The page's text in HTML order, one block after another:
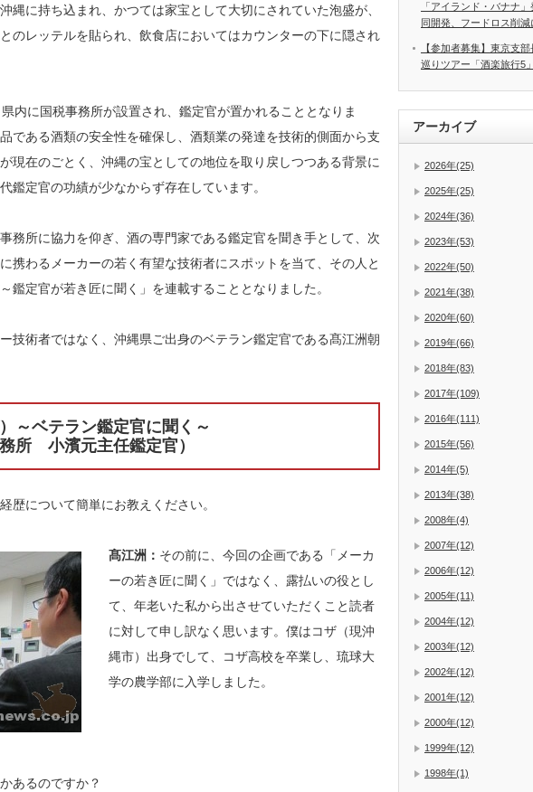
縄に持ち込まれ、かつては家宝として大切にされていた泡盛が、
のレッテルを貼られ、飲食店においてはカウンターの下に隠され
内に国税事務所が設置され、鑑定官が置かれることとなりま
である酒類の安全性を確保し、酒類業の発達を技術的側面から支
現在のごとく、沖縄の宝としての地位を取り戻しつつある背景に
鑑定官の功績が少なからず存在しています。
務所に協力を仰ぎ、酒の専門家である鑑定官を聞き手として、次
携わるメーカーの若く有望な技術者にスポットを当て、その人と
鑑定官が若き匠に聞く」を連載することとなりました。
技術者ではなく、沖縄県ご出身のベテラン鑑定官である髙江洲朝
～ベテラン鑑定官に聞く～
所 小濱元主任鑑定官）
歴について簡単にお教えください。
髙江洲： その前に、今回の企画である「メーカ
ーの若き匠に聞く」ではなく、露払いの役とし
て、年老いた私から出させていただくこと読者
に対して申し訳なく思います。僕はコザ（現沖
縄市）出身でして、コザ高校を卒業し、琉球大
学の農学部に入学しました。
あるのですか？
「アイランド・バナナ
同開発、フードロス削減
【参加者募集】東京支
巡りツアー「酒楽旅行5
アーカイブ
2026年(25)
2025年(25)
2024年(36)
2023年(53)
2022年(50)
2021年(38)
2020年(60)
2019年(66)
2018年(83)
2017年(109)
2016年(111)
2015年(56)
2014年(5)
2013年(38)
2008年(4)
2007年(12)
2006年(12)
2005年(11)
2004年(12)
2003年(12)
2002年(12)
2001年(12)
2000年(12)
1999年(12)
1998年(1)